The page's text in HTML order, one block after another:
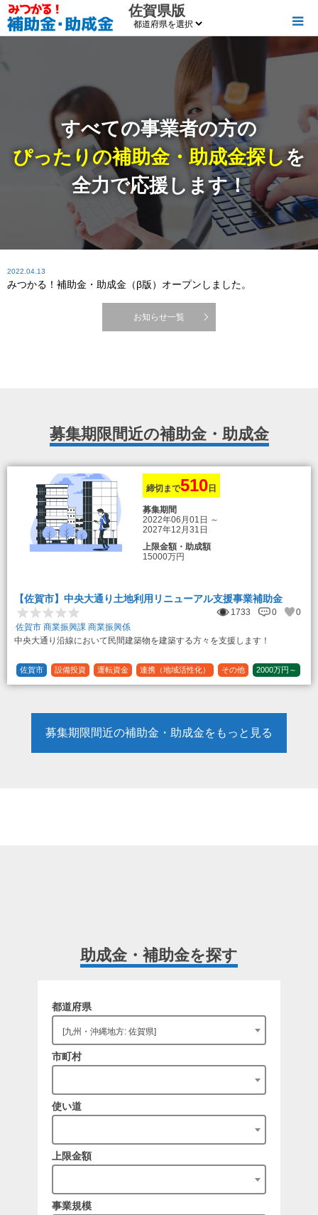
佐賀県版
すべての事業者の方の
ぴったりの補助金・助成金探し を
全力で応援します！
2022.04.13
みつかる！補助金・助成金（β版）オープンしました。
お知らせ一覧
募集期限間近の補助金・助成金
締切まで510 日
募集期間
2022年06月01日 ～
2027年12月31日
上限金額・助成額
15000万円
【佐賀市】中央大通り土地利用リニューアル支援事業補助金
1733 0
0
佐賀市 商業振興課 商業振興係
中央大通り沿線において民間建築物を建築する方々を支援します！
佐賀市 設備投資 運転資金 連携（地域活性化） その他
2000万円～
定額
募集期限間近の補助金・助成金をもっと見る
助成金・補助金を探す
都道府県
[九州・沖縄地方: 佐賀県]
市町村
使い道
上限金額
事業規模